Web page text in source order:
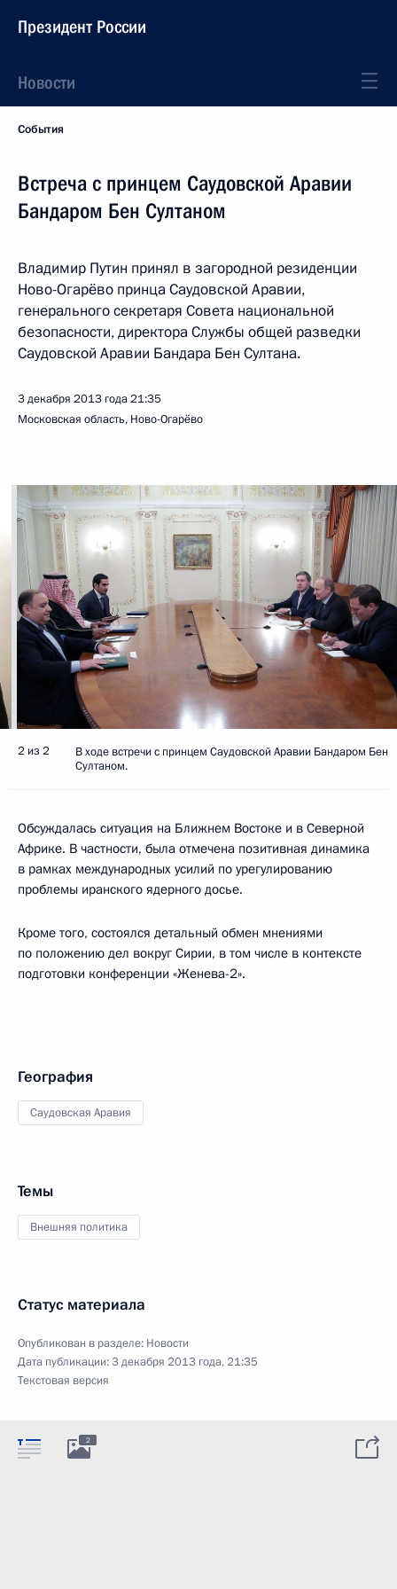
Президент России
Новости
События
Встреча с принцем Саудовской Аравии
Бандаром Бен Султаном
Владимир Путин принял в загородной резиденции
Ново-Огарёво принца Саудовской Аравии,
генерального секретаря Совета национальной
безопасности, директора Службы общей разведки
Саудовской Аравии Бандара Бен Султана.
3 декабря 2013 года21:35
Московская область, Ново-Огарёво
2 из 2
В ходе встречи с принцем Саудовской Аравии Бандаром Бен
Султаном.
Обсуждалась ситуация на Ближнем Востоке и в Северной
Африке. В частности, была отмечена позитивная динамика
в рамках международных усилий по урегулированию
проблемы иранского ядерного досье.
Кроме того, состоялся детальный обмен мнениями
по положению дел вокруг Сирии, в том числе в контексте
подготовки конференции «Женева-2».
География
Саудовская Аравия
Темы
Внешняя политика
Статус материала
Опубликован в разделе: Новости
Дата публикации:3 декабря 2013 года, 21:35
Текстовая версия
2